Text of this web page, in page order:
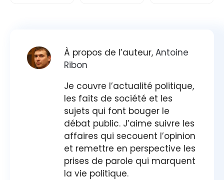
À propos de l’auteur, Antoine
Ribon
Je couvre l’actualité politique,
les faits de société et les
sujets qui font bouger le
débat public. J’aime suivre les
affaires qui secouent l’opinion
et remettre en perspective les
prises de parole qui marquent
la vie politique.